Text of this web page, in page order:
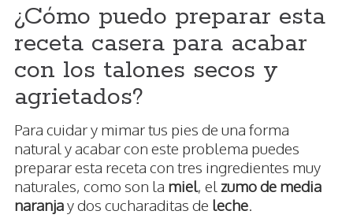
¿Cómo puedo preparar esta
receta casera para acabar
con los talones secos y
agrietados?
Para cuidar y mimar tus pies de una forma
natural y acabar con este problema puedes
preparar esta receta con tres ingredientes muy
naturales, como son la miel, el zumo de media
naranjay dos cucharaditas de leche